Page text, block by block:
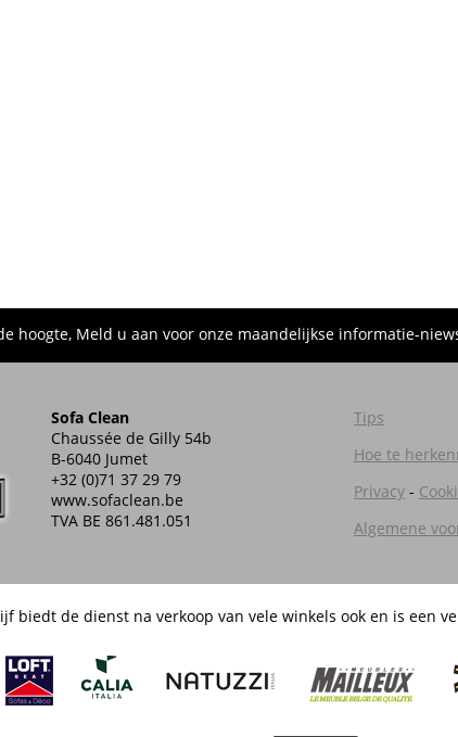
hoogte, Meld u aan voor onze maandelijkse informatie-
Sofa Clean
Chaussée de Gilly 54b
B-6040 Jumet
+32 (0)71 37 29 79
www.sofaclean.be
TVA BE 861.481.051
Tips
Hoe te
Privacy -
Algemene
biedt de dienst na verkoop van vele winkels ook en is een